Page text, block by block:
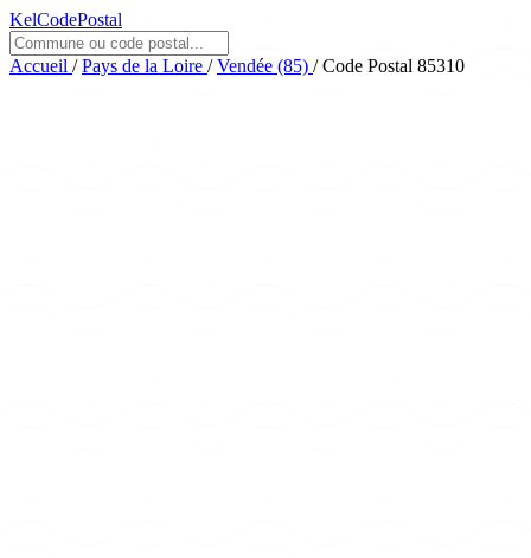
KelCodePostal
Accueil / Pays de la Loire / Vendée (85) / Code Postal 85310